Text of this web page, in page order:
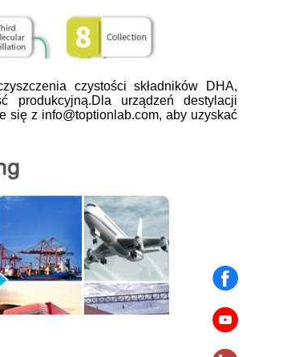
czystości składników DHA,
produkcyjną.Dla urządzeń destylacji
się z info@toptionlab.com, aby uzyskać